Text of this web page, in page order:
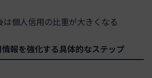
は個人信用の比重が大きくなる
報を強化する具体的なステップ